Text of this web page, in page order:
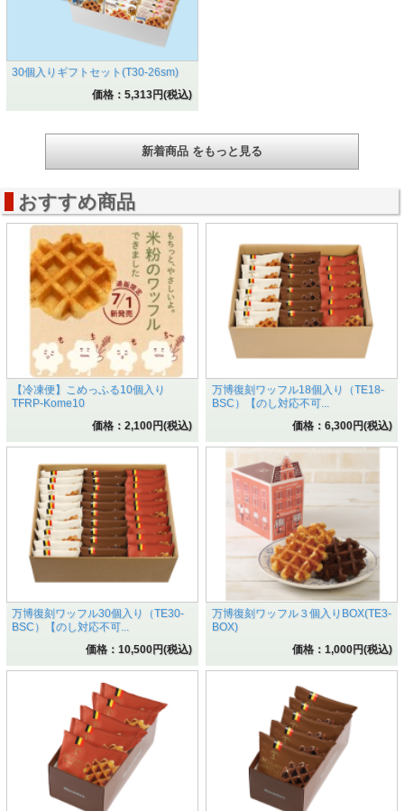
30個入りギフトセット(T30-26sm)
価格：5,313円(税込)
新着商品 をもっと見る
おすすめ商品
【冷凍便】こめっふる10個入り
TFRP-Kome10
価格：2,100円(税込)
万博復刻ワッフル18個入り（TE18-
BSC）【のし対応不可...
価格：6,300円(税込)
万博復刻ワッフル30個入り（TE30-
BSC）【のし対応不可...
価格：10,500円(税込)
万博復刻ワッフル３個入りBOX(TE3-
BOX)
価格：1,000円(税込)